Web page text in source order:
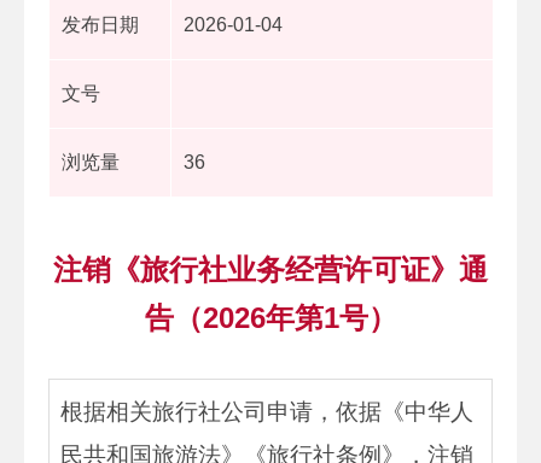
发布日期 2026-01-04
文号
浏览量 36
注销《旅行社业务经营许可证》通
告（2026年第1号）
根据相关旅行社公司申请，依据《中华人
民共和国旅游法》《旅行社条例》，注销